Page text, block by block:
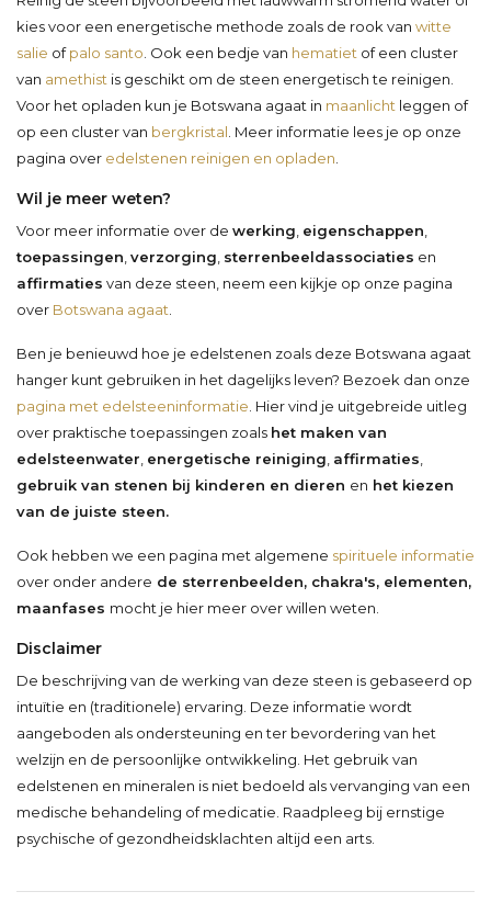
kies voor een energetische methode zoals de rook van witte
salie ofpalo santo . Ook een bedje van hematiet of een cluster
van amethist is geschikt om de steen energetisch te reinigen.
Voor het opladen kun je Botswana agaat in maanlicht leggen of
op een cluster van bergkristal . Meer informatie lees je op onze
pagina over edelstenen reinigen en opladen
Wil je meer weten?
Voor meer informatie over de werking eigenschappen
toepassingen verzorging sterrenbeeldassociaties en
affirmaties van deze steen, neem een kijkje op onze pagina
over Botswana agaat
Ben je benieuwd hoe je edelstenen zoals deze Botswana agaat
hanger kunt gebruiken in het dagelijks leven? Bezoek dan onze
pagina met edelsteeninformatie . Hier vind je uitgebreide uitleg
over praktische toepassingen zoals het maken van
edelsteenwater energetische reiniging affirmaties
gebruik van stenen bij kinderen en dieren en het kiezen
van de juiste steen.
Ook hebben we een pagina met algemene spirituele informatie
over onder andere de sterrenbeelden, chakra's, elementen,
maanfases mocht je hier meer over willen weten.
Disclaimer
De beschrijving van de werking van deze steen is gebaseerd op
intuïtie en (traditionele) ervaring. Deze informatie wordt
aangeboden als ondersteuning en ter bevordering van het
welzijn en de persoonlijke ontwikkeling. Het gebruik van
edelstenen en mineralen is niet bedoeld als vervanging van een
medische behandeling of medicatie. Raadpleeg bij ernstige
psychische of gezondheidsklachten altijd een arts.